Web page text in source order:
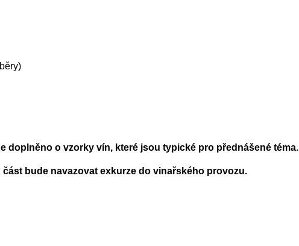
doplněno o vzorky vín, které jsou typické pro přednášené téma.
část bude navazovat exkurze do vinařského provozu.